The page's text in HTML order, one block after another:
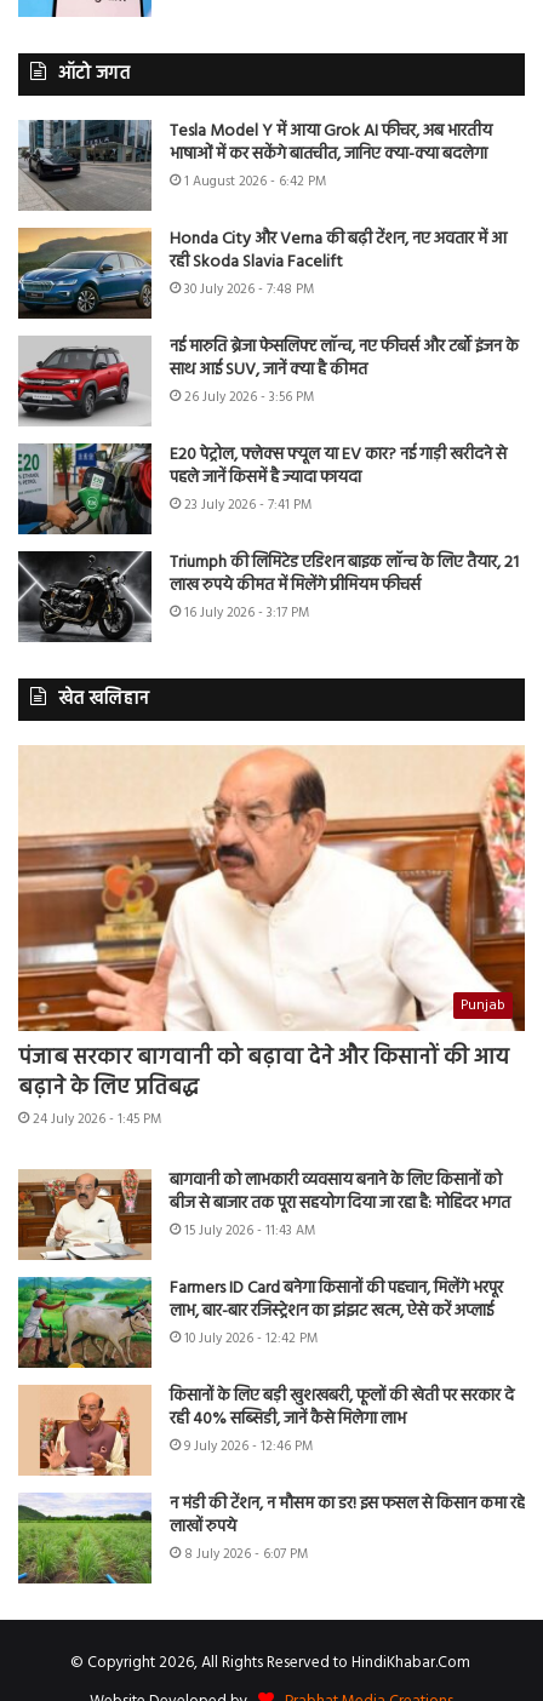
ऑटो जगत
Tesla Model Y में आया Grok AI फीचर, अब भारतीय
भाषाओं में कर सकेंगे बातचीत, जानिए क्या-क्या बदलेगा
1 August 2026 - 6:42 PM
Honda City और Verna की बढ़ी टेंशन, नए अवतार में आ
रही Skoda Slavia Facelift
30 July 2026 - 7:48 PM
नई मारुति ब्रेजा फेसलिफ्ट लॉन्च, नए फीचर्स और टर्बो इंजन के
साथ आई SUV, जानें क्या है कीमत
26 July 2026 - 3:56 PM
E20 पेट्रोल, फ्लेक्स फ्यूल या EV कार? नई गाड़ी खरीदने से
पहले जानें किसमें है ज्यादा फायदा
23 July 2026 - 7:41 PM
Triumph की लिमिटेड एडिशन बाइक लॉन्च के लिए तैयार, 21
लाख रुपये कीमत में मिलेंगे प्रीमियम फीचर्स
16 July 2026 - 3:17 PM
खेत खलिहान
Punjab
पंजाब सरकार बागवानी को बढ़ावा देने और किसानों की आय
बढ़ाने के लिए प्रतिबद्ध
24 July 2026 - 1:45 PM
बागवानी को लाभकारी व्यवसाय बनाने के लिए किसानों को
बीज से बाजार तक पूरा सहयोग दिया जा रहा है: मोहिंदर भगत
15 July 2026 - 11:43 AM
Farmers ID Card बनेगा किसानों की पहचान, मिलेंगे भरपूर
लाभ, बार-बार रजिस्ट्रेशन का झंझट खत्म, ऐसे करें अप्लाई
10 July 2026 - 12:42 PM
किसानों के लिए बड़ी खुशखबरी, फूलों की खेती पर सरकार दे
रही 40% सब्सिडी, जानें कैसे मिलेगा लाभ
9 July 2026 - 12:46 PM
न मंडी की टेंशन, न मौसम का डर! इस फसल से किसान कमा रहे
लाखों रुपये
8 July 2026 - 6:07 PM
© Copyright 2026, All Rights Reserved to HindiKhabar.Com